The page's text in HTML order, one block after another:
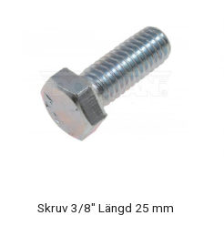
Skruv 3/8" Längd 25 mm